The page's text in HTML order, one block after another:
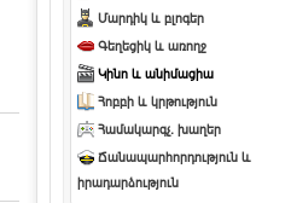
Մարդիկ և բլոգեր
Գեղեցիկ և առողջ
Կինո և անիմացիա
Հոբբի և կրթություն
Համակարգչ. խաղեր
Ճանապարհորդություն և
իրադարձություն